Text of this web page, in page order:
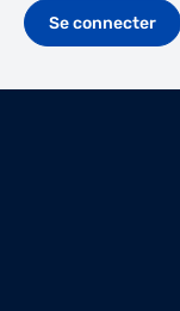
Se connecter